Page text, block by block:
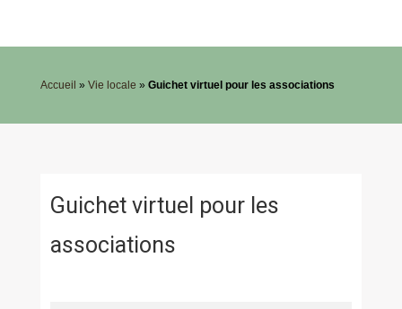
Accueil » Vie locale » Guichet virtuel pour les associations
Guichet virtuel pour les
associations